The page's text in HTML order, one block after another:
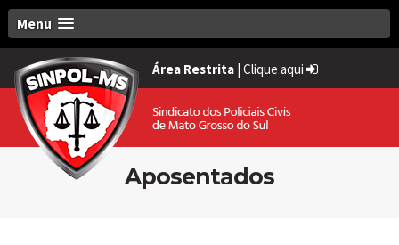
Menu
Área Restrita | Clique aqui
Aposentados